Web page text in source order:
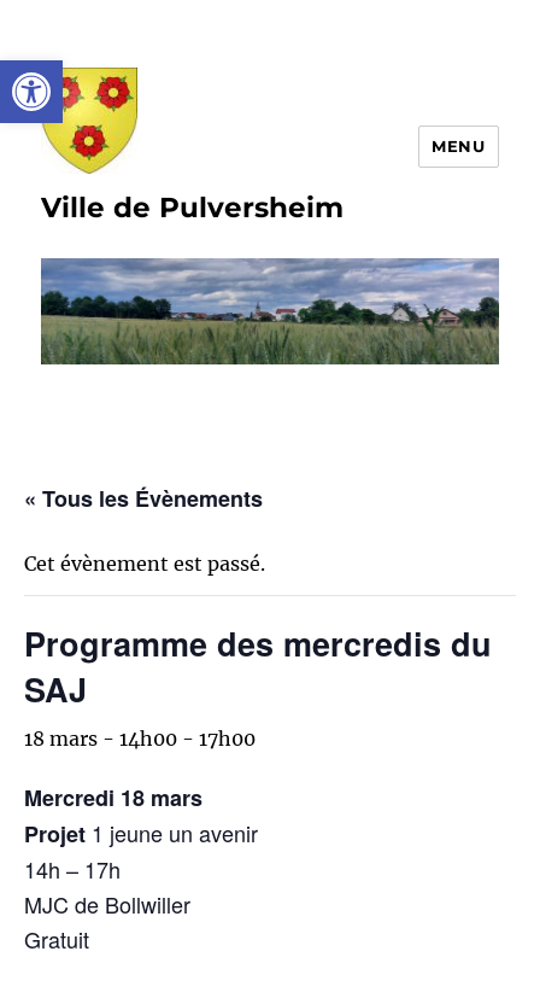
Ouvrir la barre d’outils
Ville de Pulversheim
MENU
« Tous les Évènements
Cet évènement est passé.
Programme des mercredis du
SAJ
18 mars - 14h00 - 17h00
Mercredi 18 mars
Projet 1 jeune un avenir
14h – 17h
MJC de Bollwiller
Gratuit